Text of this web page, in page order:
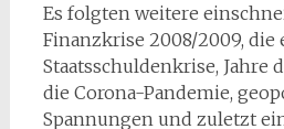
Es folgten weitere
Finanzkrise 2008/2009, die
Staatsschuldenkrise, Jahre
die Corona-Pandemie,
Spannungen und zuletzt